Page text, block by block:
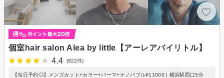
個室hair salon Alea by little【アーレアバイリトル】
4.4
(822件)
【当日予約◎】メンズカット+カラー+パーマ+ナノバブル¥11000 | 横浜駅西口5分